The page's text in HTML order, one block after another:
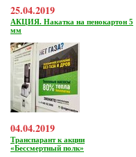
25.04.2019
АКЦИЯ. Накатка на пенокартон 5
мм
04.04.2019
Транспарант к акции
«Бессмертный полк»